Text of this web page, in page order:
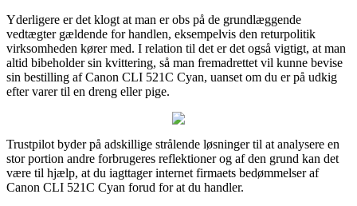
Yderligere er det klogt at man er obs på de grundlæggende
vedtægter gældende for handlen, eksempelvis den returpolitik
virksomheden kører med. I relation til det er det også vigtigt, at man
altid bibeholder sin kvittering, så man fremadrettet vil kunne bevise
sin bestilling af Canon CLI 521C Cyan, uanset om du er på udkig
efter varer til en dreng eller pige.
Trustpilot byder på adskillige strålende løsninger til at analysere en
stor portion andre forbrugeres reflektioner og af den grund kan det
være til hjælp, at du iagttager internet firmaets bedømmelser af
Canon CLI 521C Cyan forud for at du handler.